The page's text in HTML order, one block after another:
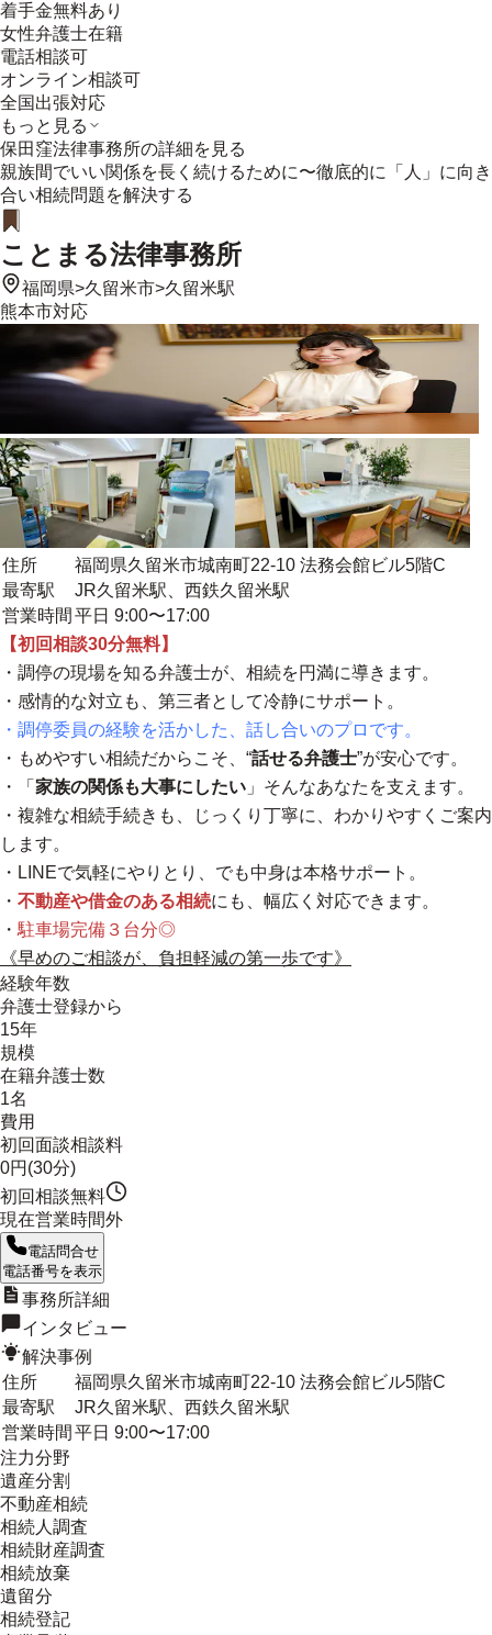
着手金無料あり
女性弁護士在籍
電話相談可
オンライン相談可
全国出張対応
もっと見る
保田窪法律事務所の詳細を見る
親族間でいい関係を長く続けるために〜徹底的に「人」に向き
合い相続問題を解決する
ことまる法律事務所
福岡県>久留米市>久留米駅
熊本市対応
住所
福岡県久留米市城南町22-10 法務会館ビル5階C
最寄駅
JR久留米駅、西鉄久留米駅
営業時間 平日 9:00〜17:00
【初回相談30分無料】
・調停の現場を知る弁護士が、相続を円満に導きます。
・感情的な対立も、第三者として冷静にサポート。
・調停委員の経験を活かした、話し合いのプロです。
・もめやすい相続だからこそ、“話せる弁護士”が安心です。
・「 家族の関係も大事にしたい 」そんなあなたを支えます。
・ 複雑な相続手続きも、じっくり丁寧に、わかりやすくご案内
します。
・LINEで気軽にやりとり、でも中身は本格サポート。
・ 不動産や借金のある相続にも、幅広く対応できます。
・ 駐車場完備３台分◎
《早めのご相談が、負担軽減の第一歩です》
経験年数
弁護士登録から
15年
規模
在籍弁護士数
1名
費用
初回面談相談料
0円(30分)
初回相談無料
現在営業時間外
電話問合せ
電話番号を表示
事務所詳細
インタビュー
解決事例
住所
福岡県久留米市城南町22-10 法務会館ビル5階C
最寄駅
JR久留米駅、西鉄久留米駅
営業時間 平日 9:00〜17:00
注力分野
遺産分割
不動産相続
相続人調査
相続財産調査
相続放棄
遺留分
相続登記